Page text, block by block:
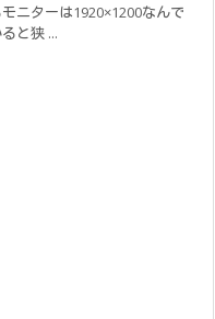
ニターは1920×1200なんで
と狭 ...